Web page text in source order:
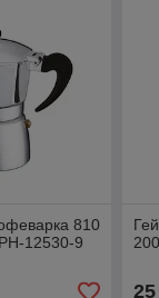
810
12530-9
25